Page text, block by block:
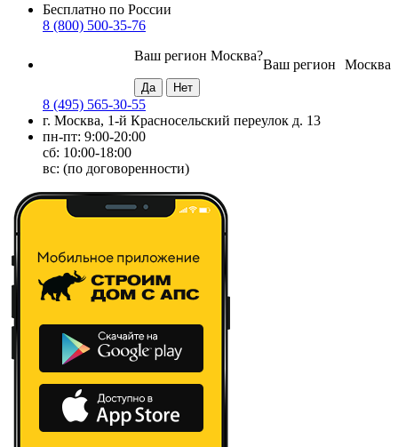
Бесплатно по России
8 (800) 500-35-76
Москва
Ваш регион
Ваш регион Москва?
8 (495) 565-30-55
г. Москва, 1-й Красносельский переулок д. 13
пн-пт: 9:00-20:00
сб: 10:00-18:00
вс: (по договоренности)